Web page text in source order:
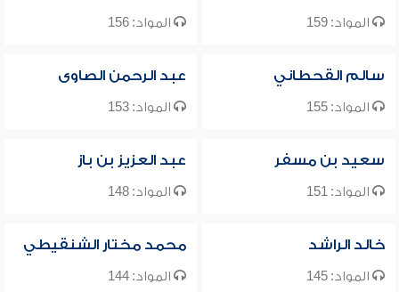
المواد: 159 المواد: 156
سالم القحطاني
المواد: 155
عبد الرحمن الصاوى
المواد: 153
سعيد بن مسفر
المواد: 151
عبد العزيز بن باز
المواد: 148
خالد الراشد
المواد: 145
محمد مختار الشنقيطي
المواد: 144